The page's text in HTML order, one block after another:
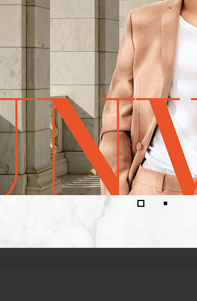
，是世界上唯一含銅量達到96%高純度的
察動物習性、動作、神韻、姿態後，採純
雕藝術品，亦是歐洲皇室、宮廷和世界級
俱飾品，是高貴、典雅、華麗的代名詞。
訂製精品傢俱。品味浪漫的俄羅斯總理普
，是墨西哥的國際贈禮。1974年創立於有
散發出尊貴不凡的藝術風格。1981年，榮
美學為使命，締造極致的經典品味，滿足
，提升生活品質和幸福指數。